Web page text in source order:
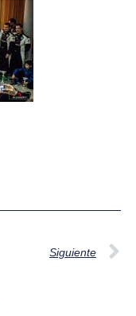
Siguiente